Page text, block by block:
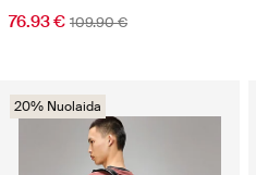
76.93 € 109.90 €
20% Nuolaida